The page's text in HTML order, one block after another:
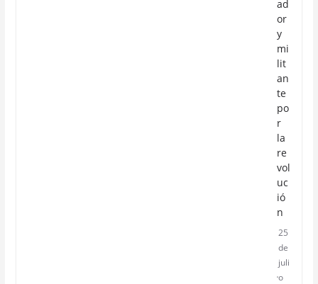
ad
or
y
mi
lit
an
te
po
r
la
re
vol
uc
ió
n
25
de
juli
o